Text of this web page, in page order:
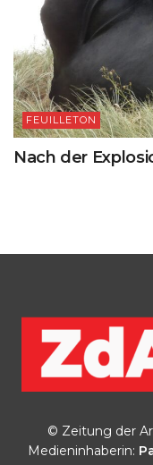
FEUILLETON
Nach der
© Zeitung der
Medieninhaberin: